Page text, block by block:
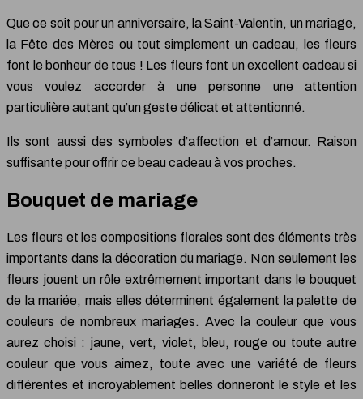
Que ce soit pour un anniversaire, la Saint-Valentin, un mariage,
la Fête des Mères ou tout simplement un cadeau, les fleurs
font le bonheur de tous ! Les fleurs font un excellent cadeau si
vous voulez accorder à une personne une attention
particulière autant qu’un geste délicat et attentionné.
Ils sont aussi des symboles d’affection et d’amour. Raison
suffisante pour offrir ce beau cadeau à vos proches.
Bouquet de mariage
Les fleurs et les compositions florales sont des éléments très
importants dans la décoration du mariage. Non seulement les
fleurs jouent un rôle extrêmement important dans le bouquet
de la mariée, mais elles déterminent également la palette de
couleurs de nombreux mariages. Avec la couleur que vous
aurez choisi : jaune, vert, violet, bleu, rouge ou toute autre
couleur que vous aimez, toute avec une variété de fleurs
différentes et incroyablement belles donneront le style et les